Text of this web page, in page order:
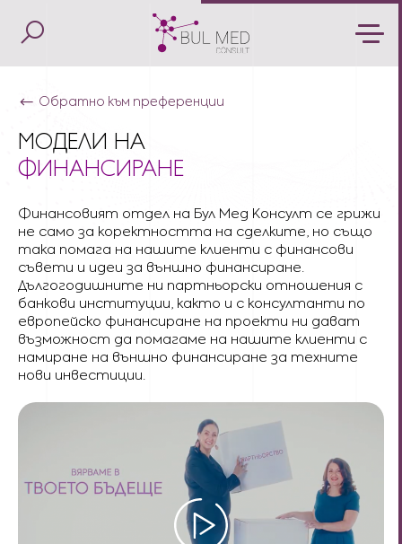
Обратно към преференции
МОДЕЛИ НА
ФИНАНСИРАНЕ
Финансовият отдел на Бул Мед Консулт се грижи
не само за коректността на сделките, но също
така помага на нашите клиенти с финансови
съвети и идеи за външно финансиране.
Дългогодишните ни партньорски отношения с
банкови институции, както и с консултанти по
европейско финансиране на проекти ни дават
възможност да помагаме на нашите клиенти с
намиране на външно финансиране за техните
нови инвестиции.